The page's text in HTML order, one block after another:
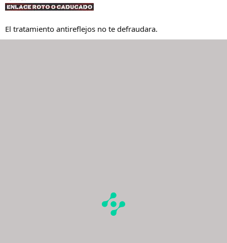
El tratamiento antireflejos no te defraudara.